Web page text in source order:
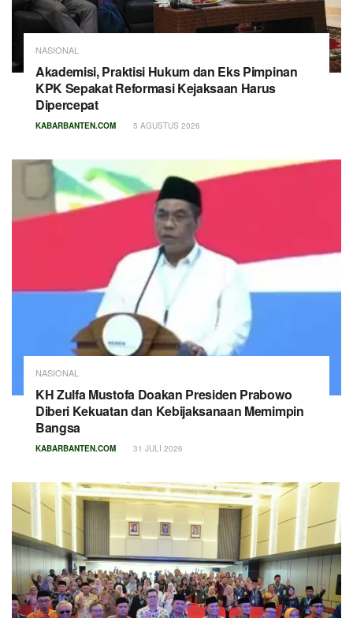
NASIONAL
Akademisi, Praktisi Hukum dan Eks Pimpinan
KPK Sepakat Reformasi Kejaksaan Harus
Dipercepat
KABARBANTEN.COM 5 AGUSTUS 2026
NASIONAL
KH Zulfa Mustofa Doakan Presiden Prabowo
Diberi Kekuatan dan Kebijaksanaan Memimpin
Bangsa
KABARBANTEN.COM 31 JULI 2026